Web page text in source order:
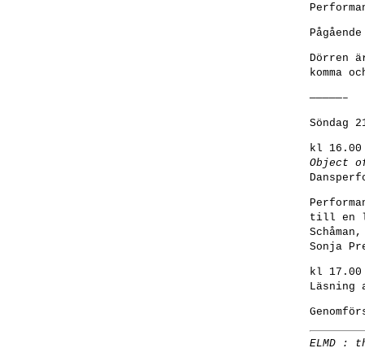
Dörren
komma
—————–
Söndag
kl 16.00
Object
till en
Sonja
kl 17.00
Läsning
ELMD :